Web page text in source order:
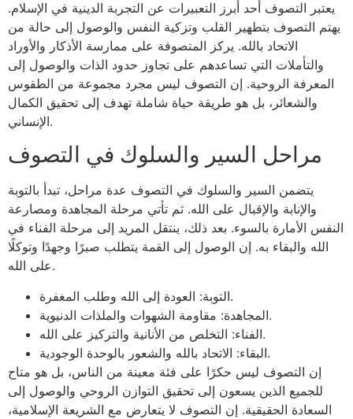
يعتبر التصوف أحد أبرز التعبيرات عن التجربة الدينية في الإسلام.
يهتم التصوف بتطهير القلب وتزكية النفس والوصول إلى حالة من
الاتحاد بالله. يركز المتصوفة على ممارسة الأذكار والأوراد
والتأملات التي تساعدهم على تجاوز حدود الذات والوصول إلى
المعرفة الروحية. إن التصوف ليس مجرد مجموعة من الطقوس
والشعائر، بل هو طريقة حياة شاملة تهدف إلى تحقيق الكمال
الإنساني.
مراحل السير والسلوك في التصوف
يتضمن السير والسلوك في التصوف عدة مراحل، تبدأ بالتوبة
والإنابة والإقبال على الله. ثم تأتي مرحلة المجاهدة ومصارعة
النفس الأمارة بالسوء. بعد ذلك، ينتقل المريد إلى مرحلة الفناء في
الله والبقاء به. إن الوصول إلى القمة يتطلب صبرًا وجهدًا وتوكلًا
على الله.
التوبة: العودة إلى الله وطلب المغفرة.
المجاهدة: مقاومة الشهوات والملذات الدنيوية.
الفناء: التخلص من الأنانية والتركيز على الله.
البقاء: الاتحاد بالله والشعور بالوحدة الوجودية.
إن التصوف ليس حكرًا على فئة معينة من الناس، بل هو متاح
للجميع الذين يسعون إلى تحقيق التوازن الروحي والوصول إلى
السعادة الحقيقية. إن التصوف لا يتعارض مع الشريعة الإسلامية،